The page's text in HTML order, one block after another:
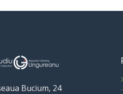
Bucium, 24